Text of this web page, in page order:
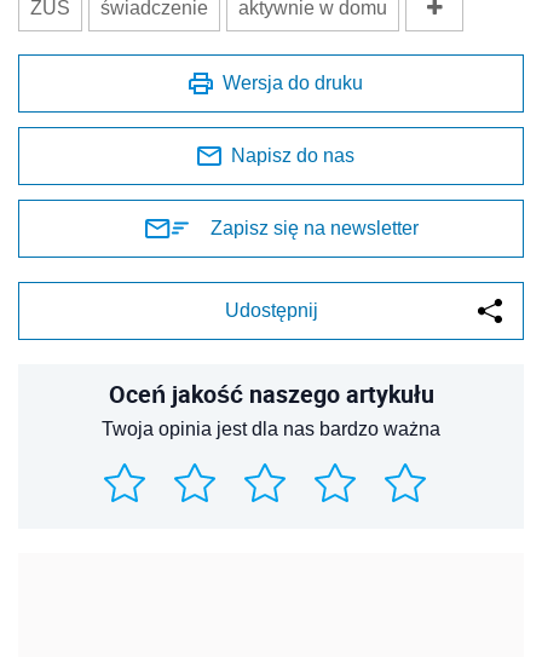
ZUS świadczenie aktywnie w domu
Wersja do druku
Napisz do nas
Zapisz się na newsletter
Udostępnij
Oceń jakość naszego artykułu
Twoja opinia jest dla nas bardzo ważna